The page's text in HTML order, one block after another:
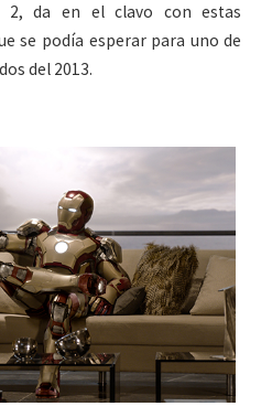
2, da en el clavo con estas
se podía esperar para uno de
del 2013.